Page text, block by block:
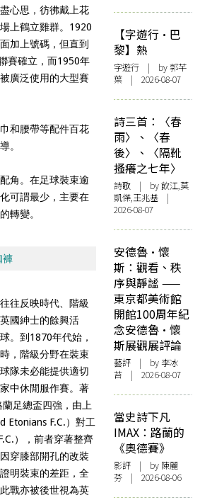
心思，彷彿戴上花
上鶴立雞群。1920
加上號碼，但直到
賽確立，而1950年
廣泛使用的大型賽
和腰帶等配件百花
。
角。在足球裝束逾
可謂最少，主要在
轉變。
褲
往反映時代、階級
國紳士的餘興活
。到1870年代始，
，階級分野在裝束
隊未必能提供適切
中休閒服作賽。著
足總盃四強，由上
Etonians F.C.）對工
），前者穿著整齊
穿膝部開孔的改裝
明裝束的差距，全
戰亦被後世視為英
【字遊行·巴
黎】熱
字遊行 | by 郭芊
葉 | 2026-08-07
詩三首：〈春
雨〉、〈春
後〉、〈隔靴
搔癢之七年〉
詩歌 | by 飲江,莫
凱傑,王兆基 |
2026-08-07
安德魯·懷
斯：觀看、秩
序與靜謐 ——
東京都美術館
開館100周年紀
念安德魯·懷
斯展觀展評論
藝評 | by 李冰
苔 | 2026-08-07
當史詩下凡
IMAX：路蘭的
《奧德賽》
影評 | by 陳麗
芬 | 2026-08-06